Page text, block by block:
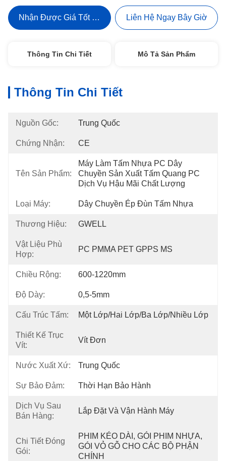
Nhận Được Giá Tốt Nhất Liên Hệ Ngay Bây Giờ
Thông Tin Chi Tiết Mô Tả Sản Phẩm
Thông Tin Chi Tiết
Nguồn Gốc: Trung Quốc
Chứng Nhận: CE
Tên Sản Phẩm:
Máy Làm Tấm Nhựa PC Dây
Chuyền Sản Xuất Tấm Quang PC
Dịch Vụ Hậu Mãi Chất Lượng
Loại Máy: Dây Chuyền Ép Đùn Tấm Nhựa
Thương Hiệu: GWELL
Vật Liệu Phù
Hợp:
PC PMMA PET GPPS MS
Chiều Rộng: 600-1220mm
Độ Dày: 0,5-5mm
Cấu Trúc Tấm: Một Lớp/hai Lớp/ba Lớp/nhiều Lớp
Thiết Kế Trục
Vít:
Vít Đơn
Nước Xuất Xứ: Trung Quốc
Sự Bảo Đảm: Thời Hạn Bảo Hành
Dịch Vụ Sau
Bán Hàng:
Lắp Đặt Và Vận Hành Máy
Chi Tiết Đóng
Gói:
PHIM KÉO DÀI, GÓI PHIM NHỰA,
GÓI VỎ GỖ CHO CÁC BỘ PHẬN
CHÍNH